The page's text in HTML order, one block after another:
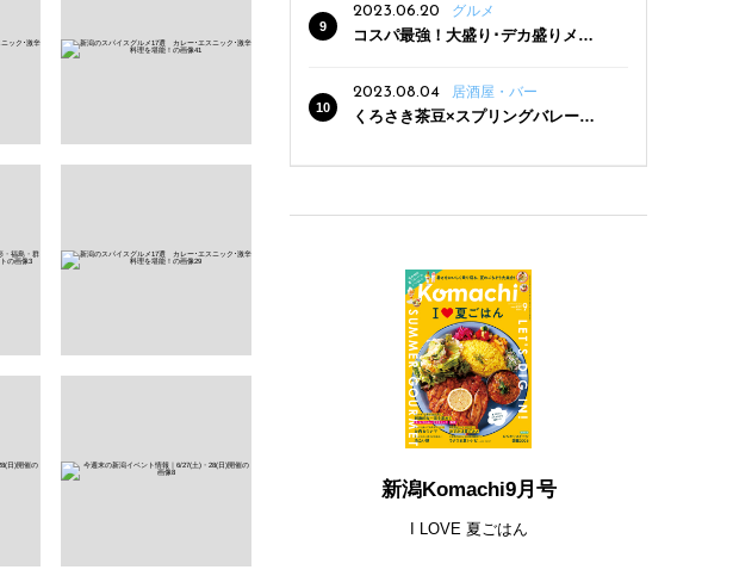
2023.06.20
グルメ
コスパ最強！大盛り･デカ盛りメニ
2023.08.04
居酒屋・バー
くろさき茶豆×スプリングバレー豊
新潟Komachi9月号
I LOVE 夏ごはん